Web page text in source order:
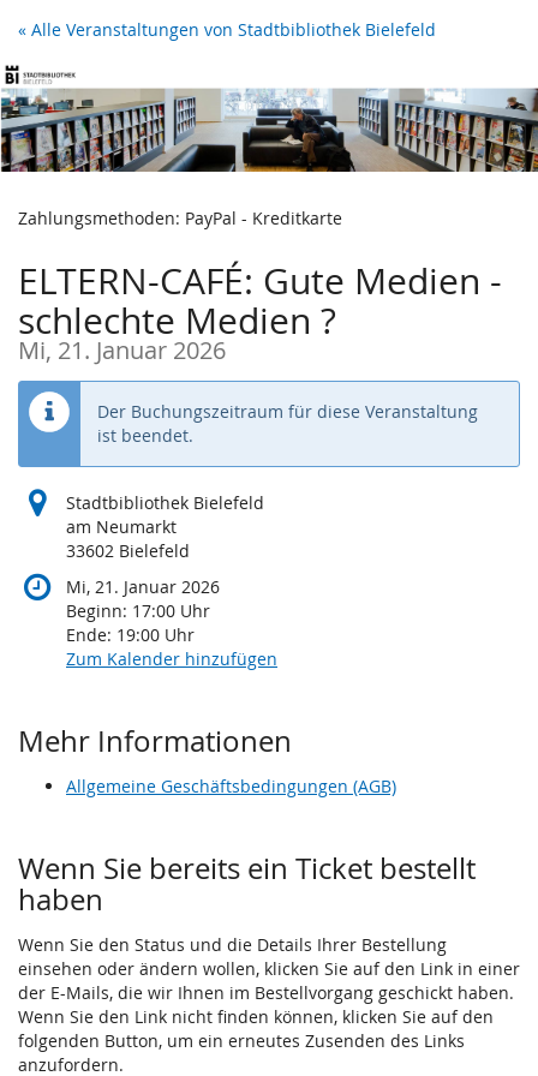
Zum
Inhalt
springen
« Alle Veranstaltungen von Stadtbibliothek Bielefeld
Zahlungsmethoden: PayPal - Kreditkarte
ELTERN-CAFÉ: Gute Medien -
schlechte Medien ?
Mi, 21. Januar 2026
Der Buchungszeitraum für diese Veranstaltung
ist beendet.
Stadtbibliothek Bielefeld
am Neumarkt
33602 Bielefeld
Mi, 21. Januar 2026
Beginn: 17:00 Uhr
Ende: 19:00 Uhr
Zum Kalender hinzufügen
Mehr Informationen
Allgemeine Geschäftsbedingungen (AGB)
Wenn Sie bereits ein Ticket bestellt
haben
Wenn Sie den Status und die Details Ihrer Bestellung
einsehen oder ändern wollen, klicken Sie auf den Link in einer
der E-Mails, die wir Ihnen im Bestellvorgang geschickt haben.
Wenn Sie den Link nicht finden können, klicken Sie auf den
folgenden Button, um ein erneutes Zusenden des Links
anzufordern.